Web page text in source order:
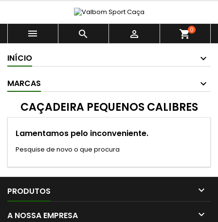
   shopping_cart0
INÍCIO
MARCAS
CAÇADEIRA PEQUENOS CALIBRES
Lamentamos pelo inconveniente.
Pesquise de novo o que procura
PRODUTOS 
A NOSSA EMPRESA 